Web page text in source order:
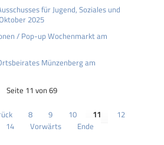
für Jugend, Soziales und
2025
/ Pop-up Wochenmarkt am
Münzenberg am
Seite 11 von 69
8 9 10 11
12
14 Vorwärts Ende